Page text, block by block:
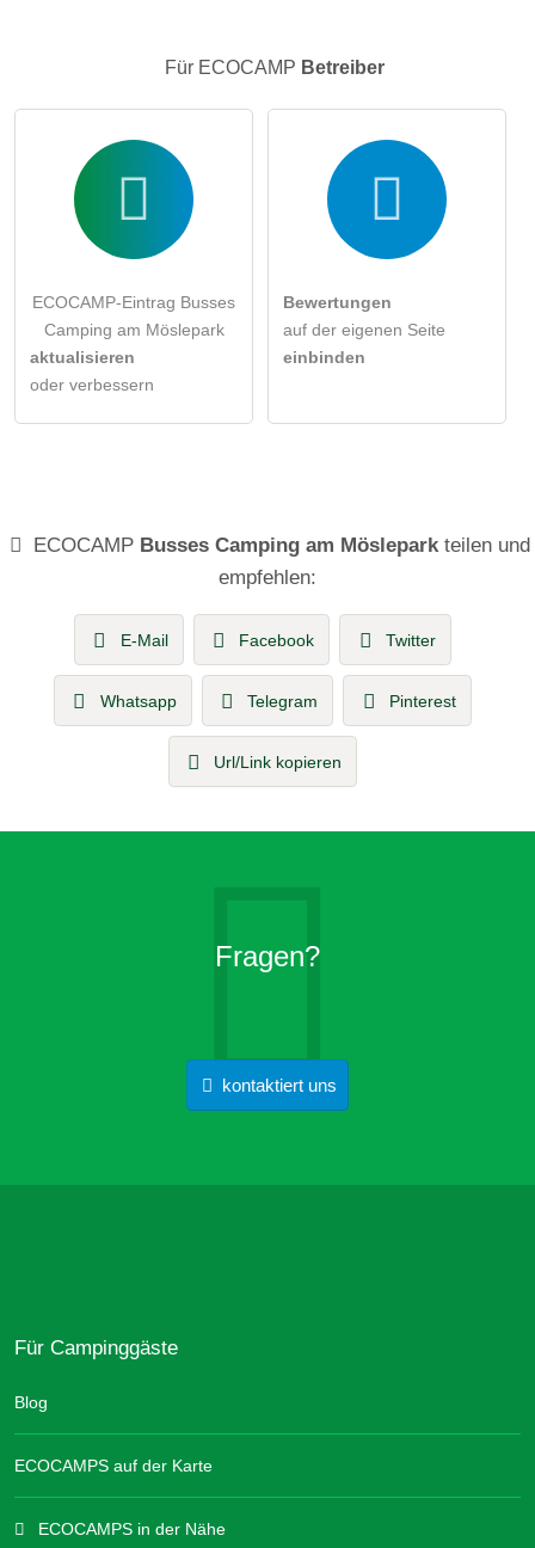
Für ECOCAMP Betreiber
ECOCAMP-Eintrag Busses
Camping am Möslepark
aktualisieren
oder verbessern
Bewertungen
auf der eigenen Seite
einbinden
ECOCAMP Busses Camping am Mösleparkteilen und
empfehlen:
E-Mail Facebook Twitter
Whatsapp Telegram Pinterest
Url/Link kopieren
Fragen?
kontaktiert uns
Für Campinggäste
Blog
ECOCAMPS auf der Karte
ECOCAMPS in der Nähe